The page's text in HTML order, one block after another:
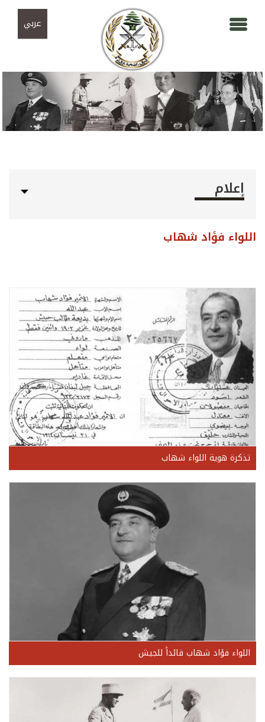
عربي
إعلام
اللواء فؤاد شهاب
تذكرة هوية اللواء شهاب
اللواء فؤاد شهاب قائداً للجيش